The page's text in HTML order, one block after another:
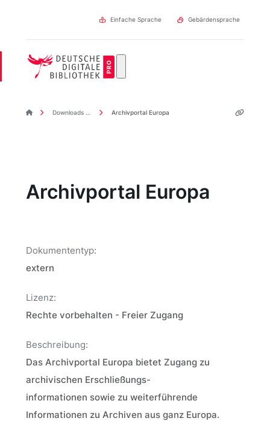
Einfache Sprache Gebärdensprache
DDBpro Startseite
Downloads & Links Archivportal Europa
Archivportal Europa
Dokumententyp:
extern
Lizenz:
Rechte vorbehalten - Freier Zugang
Beschreibung:
Das Archivportal Europa bietet Zugang zu
archivischen Erschließungs-
informationen sowie zu weiterführende
Informationen zu Archiven aus ganz Europa.